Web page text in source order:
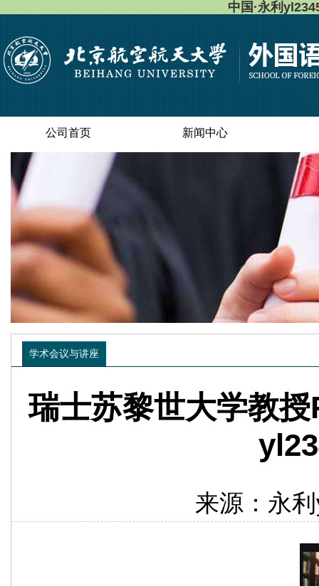
中国·永利
公司首页 新闻中心
学术会议与讲座
瑞士苏黎世大学教
来源：永